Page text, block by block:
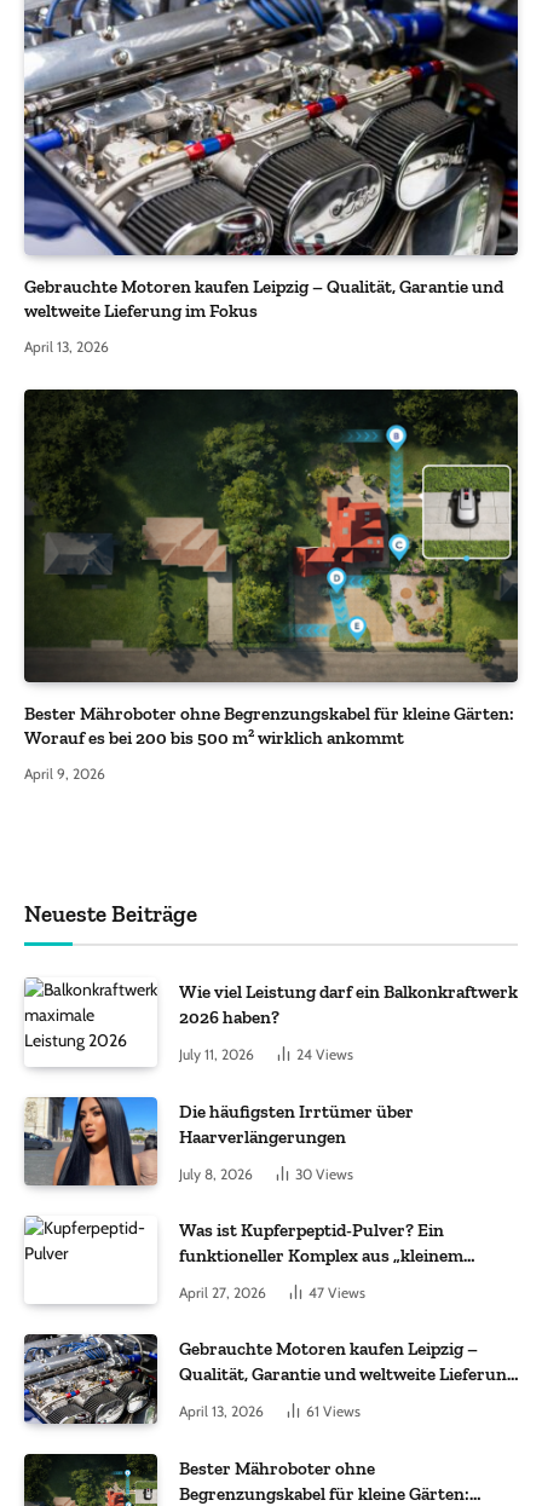
Gebrauchte Motoren kaufen Leipzig – Qualität, Garantie und
weltweite Lieferung im Fokus
April 13, 2026
Bester Mähroboter ohne Begrenzungskabel für kleine Gärten:
Worauf es bei 200 bis 500 m² wirklich ankommt
April 9, 2026
Neueste Beiträge
Wie viel Leistung darf ein Balkonkraftwerk
2026 haben?
July 11, 2026 24 Views
Die häufigsten Irrtümer über
Haarverlängerungen
July 8, 2026 30 Views
Was ist Kupferpeptid-Pulver? Ein
funktioneller Komplex aus „kleinem
Molekül + Metall“
April 27, 2026 47 Views
Gebrauchte Motoren kaufen Leipzig –
Qualität, Garantie und weltweite Lieferung
April 13, 2026 61 Views
Bester Mähroboter ohne
Begrenzungskabel für kleine Gärten: